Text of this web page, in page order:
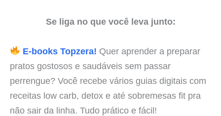
Se liga no que você leva junto:
E-books Topzera! Quer aprender a preparar
pratos gostosos e saudáveis sem passar
perrengue? Você recebe vários guias digitais com
receitas low carb, detox e até sobremesas fit pra
não sair da linha. Tudo prático e fácil!